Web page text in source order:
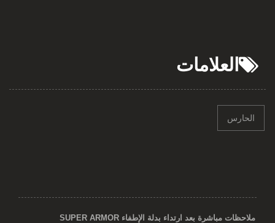
العلامات
الحارس
ملاحظات مباشرة بعد ارتداء بدلة الإطفاء SUPER ARMOR